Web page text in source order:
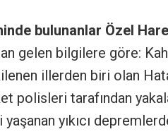
bulunanlar Özel
gelen bilgilere göre:
illerden biri olan
polisleri tarafından
yıkıcı